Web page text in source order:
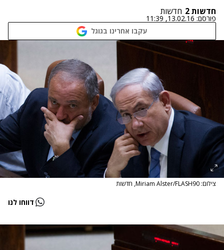
חדשות 2 חדשות
פורסם: 13.02.16, 11:39
עקבו אחרינו בגוגל
צילום: Miriam Alster/FLASH90, חדשות
דווחו לנו